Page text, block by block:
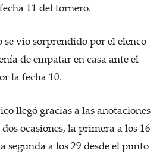
11 del tornero.
vio sorprendido por el elenco
de empatar en casa ante el
la fecha 10.
llegó gracias a las anotaciones
ocasiones, la primera a los 16
segunda a los 29 desde el punto